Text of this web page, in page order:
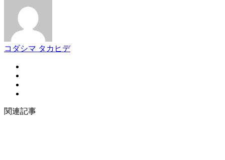
コダシマ タカヒデ
関連記事